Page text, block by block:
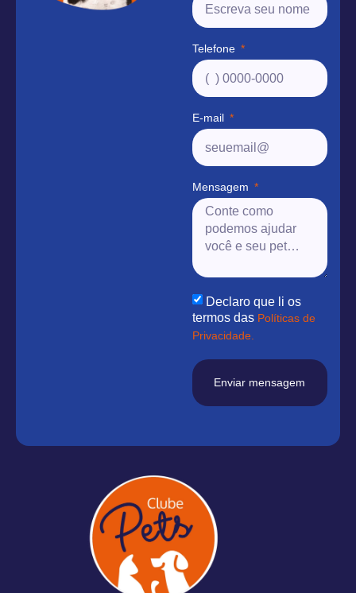
Telefone
E-mail
Mensagem
Declaro que li os
termos das Políticas de
Privacidade.
Enviar mensagem